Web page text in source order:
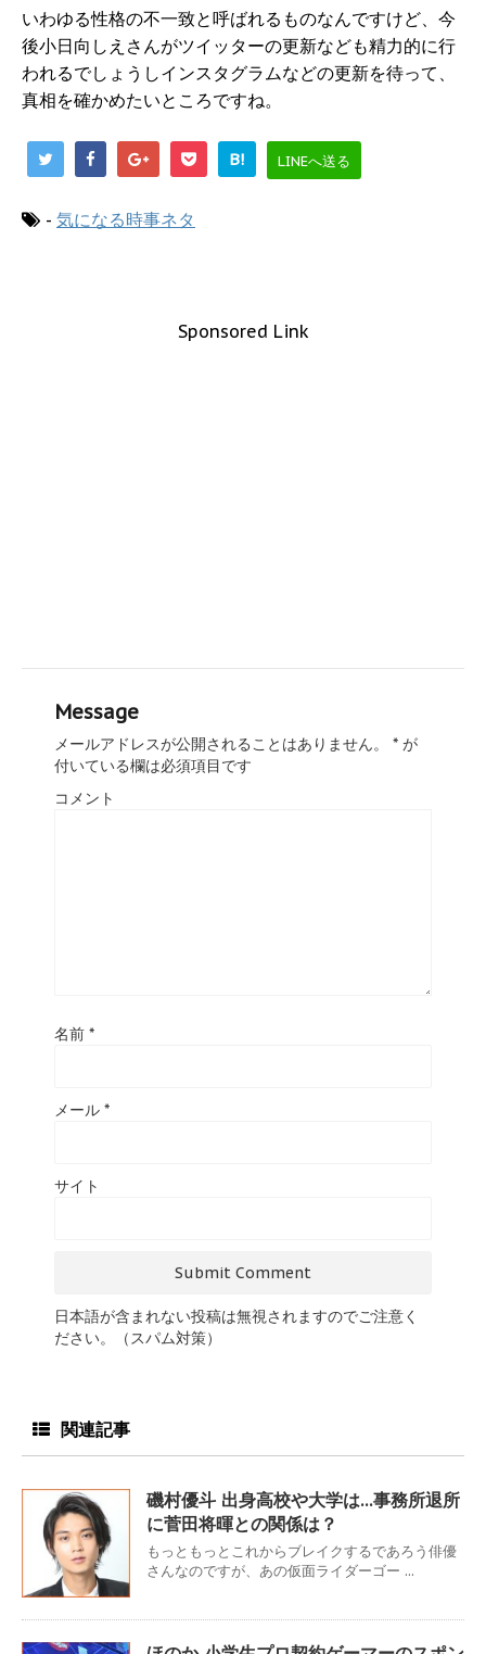
いわゆる性格の不一致と呼ばれるものなんですけど、今
後小日向しえさんがツイッターの更新なども精力的に行
われるでしょうしインスタグラムなどの更新を待って、
真相を確かめたいところですね。
B! LINEへ送る
- 気になる時事ネタ
Sponsored Link
Message
メールアドレスが公開されることはありません。 * が
付いている欄は必須項目です
コメント
名前 *
メール *
サイト
日本語が含まれない投稿は無視されますのでご注意く
ださい。（スパム対策）
関連記事
磯村優斗 出身高校や大学は…事務所退所
に菅田将暉との関係は？
もっともっとこれからブレイクするであろう俳優
さんなのですが、あの仮面ライダーゴー ...